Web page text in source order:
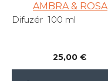
AMBRA & ROSA
Difuzér 100 ml
25,00 €